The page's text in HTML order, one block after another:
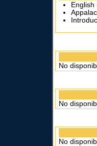
English
No
No
No